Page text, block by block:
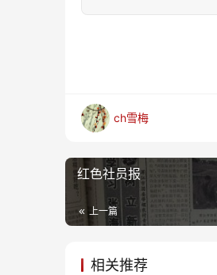
ch雪梅
红色社员报
上一篇
相关推荐